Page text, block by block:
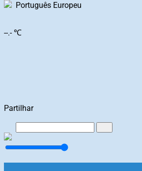
Português Europeu
--.- ℃
Partilhar